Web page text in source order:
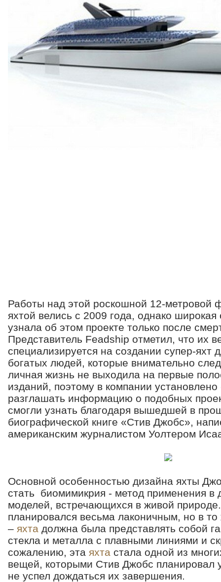
Работы над этой роскошной 12-метровой
яхтой велись с 2009 года, однако
узнала об этом проекте только после
Представитель Feadship отметил, что их
специализируется на создании супер-яхт
богатых людей, которые внимательно
личная жизнь не выходила на первые
изданий, поэтому в компании
разглашать информацию о подобных
смогли узнать благодаря вышедшей в
биографической книге «Стив Джобс»,
американским журналистом Уолтером
Основной особенностью дизайна яхты
стать биомимикрия - метод применения в
моделей, встречающихся в живой
планировался весьма лаконичным, но в
– яхта должна была представлять собой
стекла и металла с плавными линиями и
сожалению, эта яхта стала одной из
вещей, которыми Стив Джобс планировал
не успел дождаться их завершения.